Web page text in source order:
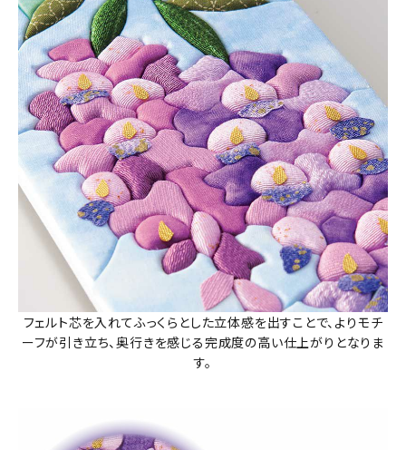
フェルト芯を入れてふっくらとした立体感を出すことで、よりモチ
ーフが引き立ち、奥行きを感じる完成度の高い仕上がりとなりま
す。